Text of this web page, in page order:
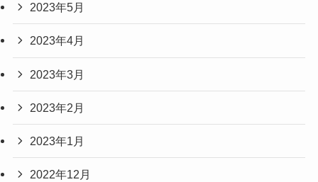
2023年5月
2023年4月
2023年3月
2023年2月
2023年1月
2022年12月